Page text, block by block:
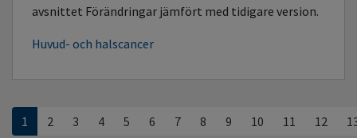
avsnittet Förändringar jämfört med tidigare version.
Huvud- och halscancer
1 2 3 4 5 6 7 8 9 10 11 12